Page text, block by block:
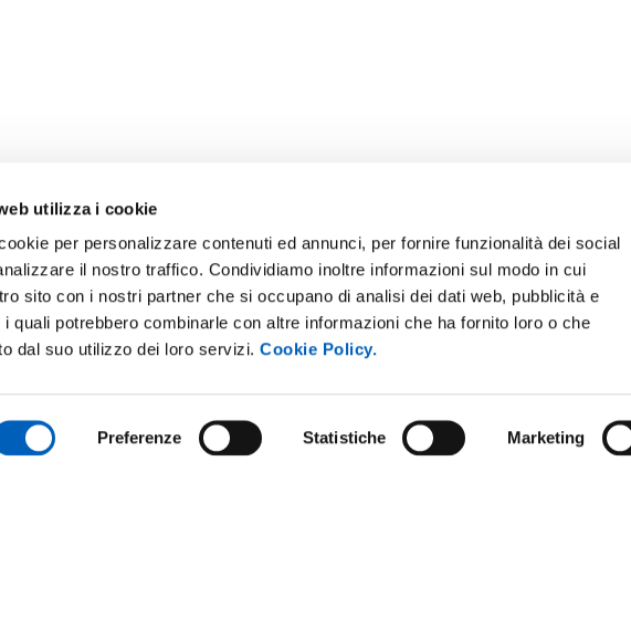
utilizza i cookie
per personalizzare contenuti ed annunci, per fornire funzionalità dei social
il nostro traffico. Condividiamo inoltre informazioni sul modo in cui
sito con i nostri partner che si occupano di analisi dei dati web, pubblicità e
quali potrebbero combinarle con altre informazioni che ha fornito loro o che
dal suo utilizzo dei loro servizi.Cookie Policy.
Preferenze Statistiche Marketing